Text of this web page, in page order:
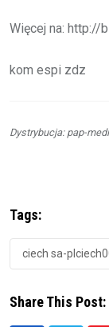
Więcej na: http://
kom espi zdz
Dystrybucja: pap-
Tags:
ciech sa-
Share This Post: